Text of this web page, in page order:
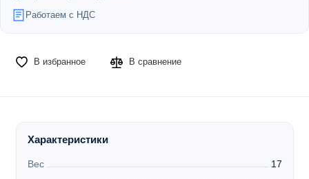
Работаем с НДС
В избранное В сравнение
Характеристики
Вес 17